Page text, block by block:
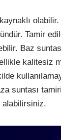
Tamir
Baz
kalitesiz
suntası
alabilirsiniz.